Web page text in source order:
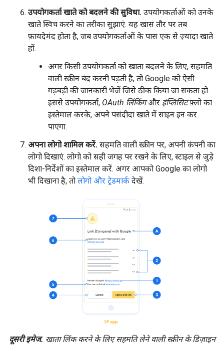
उपयोगकर्ता खाते को बदलने की सुविधा. उपयोगकर्ताओं को उनके
खाते स्विच करने का तरीका सुझाएं. यह खास तौर पर तब
फ़ायदेमंद होता है, जब उपयोगकर्ताओं के पास एक से ज़्यादा खाते
हों.
अगर किसी उपयोगकर्ता को खाता बदलने के लिए, सहमति
वाली स्क्रीन बंद करनी पड़ती है, तो Google को ऐसी
गड़बड़ी की जानकारी भेजें जिसे ठीक किया जा सकता हो.
इससे उपयोगकर्ता, OAuth लिंकिंगऔर इंप्लिसिटफ़्लो का
इस्तेमाल करके, अपने पसंदीदा खाते में साइन इन कर
पाएगा.
अपना लोगो शामिल करें. सहमति वाली स्क्रीन पर, अपनी कंपनी का
लोगो दिखाएं. लोगो को सही जगह पर रखने के लिए, स्टाइल से जुड़े
दिशा-निर्देशों का इस्तेमाल करें. अगर आपको Google का लोगो
भी दिखाना है, तो लोगो और ट्रेडमार्क देखें.
दूसरी इमेज. खाता लिंक करने के लिए सहमति लेने वाली स्क्रीन के डिज़ाइन